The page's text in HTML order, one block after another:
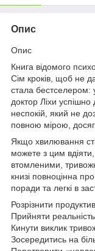
Опис
Опис
Книга відомого
Сім кроків, щоб не
стала бестселером:
доктор Ліхи
неспокій, який не
повною мірою,
Якщо хвилювання
можете з цим
втомленими,
книзі повноцінна
поради та легкі в
Розрізнити
Прийняти реальність
Кинути виклик
Зосередитись на